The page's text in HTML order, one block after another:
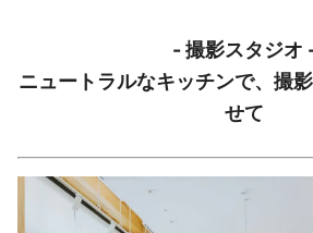
- 撮影スタジオ
ニュートラルなキッチンで、撮
せて